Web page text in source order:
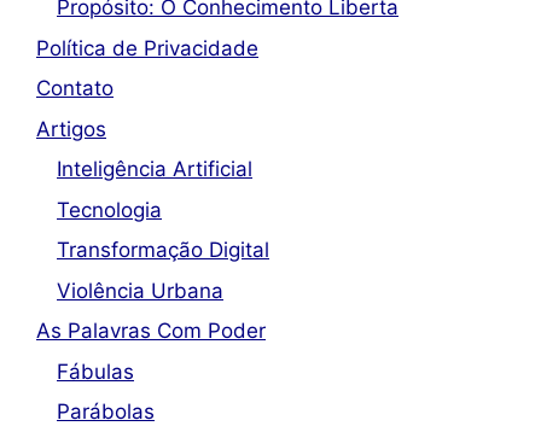
Propósito: O Conhecimento Liberta
Política de Privacidade
Contato
Artigos
Inteligência Artificial
Tecnologia
Transformação Digital
Violência Urbana
As Palavras Com Poder
Fábulas
Parábolas